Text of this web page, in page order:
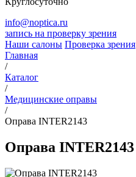
info@noptica.ru
запись на проверку зрения
Наши салоны Проверка зрения
Главная
/
Каталог
/
Медицинские оправы
/
Оправа INTER2143
Оправа INTER2143